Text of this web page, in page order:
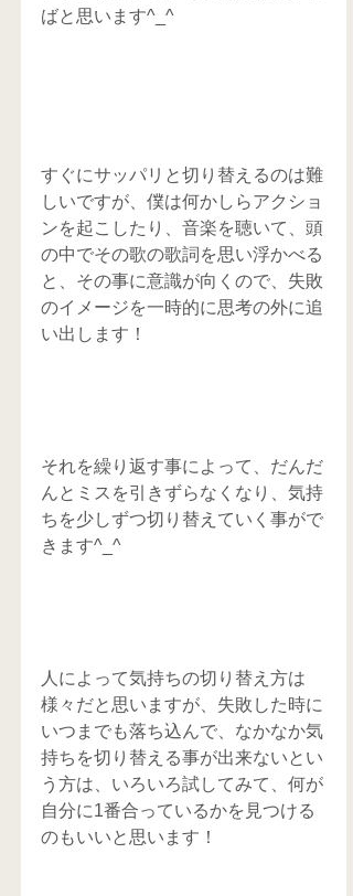
ばと思います^_^
すぐにサッパリと切り替えるのは難
しいですが、僕は何かしらアクショ
ンを起こしたり、音楽を聴いて、頭
の中でその歌の歌詞を思い浮かべる
と、その事に意識が向くので、失敗
のイメージを一時的に思考の外に追
い出します！
それを繰り返す事によって、だんだ
んとミスを引きずらなくなり、気持
ちを少しずつ切り替えていく事がで
きます^_^
人によって気持ちの切り替え方は
様々だと思いますが、失敗した時に
いつまでも落ち込んで、なかなか気
持ちを切り替える事が出来ないとい
う方は、いろいろ試してみて、何が
自分に1番合っているかを見つける
のもいいと思います！